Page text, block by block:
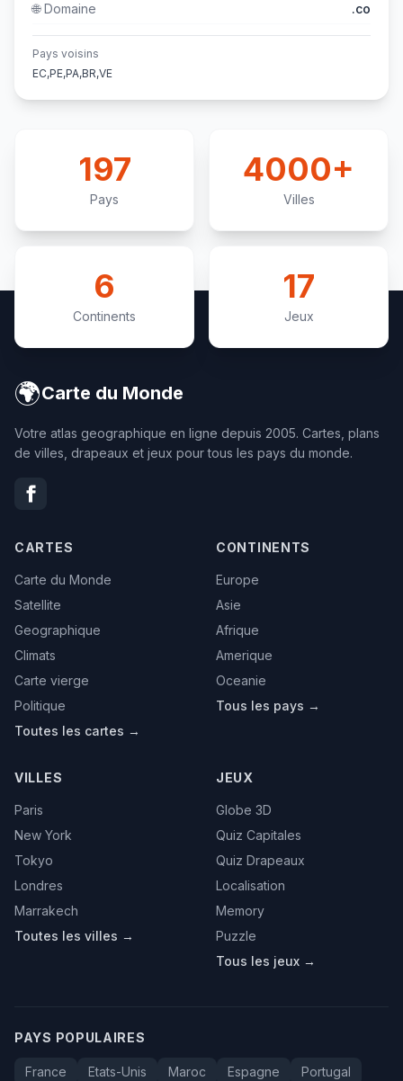
🌐Domaine .co
Pays voisins
EC,PE,PA,BR,VE
197
Pays
4000+
Villes
6
Continents
17
Jeux
🌍Carte du Monde
Votre atlas geographique en ligne depuis 2005. Cartes, plans
de villes, drapeaux et jeux pour tous les pays du monde.
CARTES
Carte du Monde
Satellite
Geographique
Climats
Carte vierge
Politique
Toutes les cartes →
CONTINENTS
Europe
Asie
Afrique
Amerique
Oceanie
Tous les pays →
VILLES
Paris
New York
Tokyo
Londres
Marrakech
Toutes les villes →
JEUX
Globe 3D
Quiz Capitales
Quiz Drapeaux
Localisation
Memory
Puzzle
Tous les jeux →
PAYS POPULAIRES
France Etats-Unis Maroc Espagne Portugal